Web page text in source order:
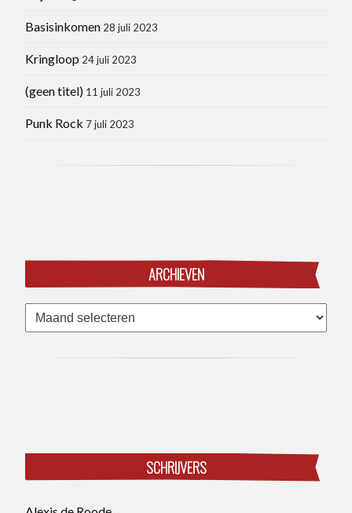
Basisinkomen 28 juli 2023
Kringloop 24 juli 2023
(geen titel) 11 juli 2023
Punk Rock 7 juli 2023
ARCHIEVEN
Archieven
SCHRIJVERS